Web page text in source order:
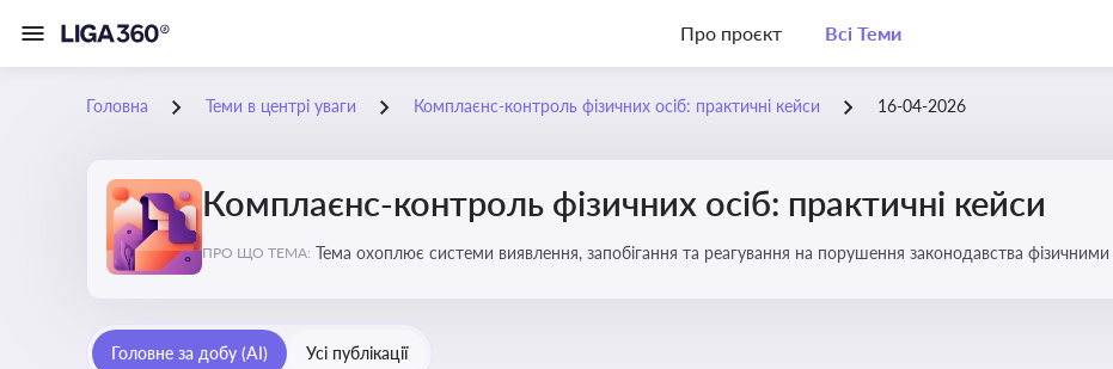
Про проєкт Всі Теми
Головна Теми в центрі уваги Комплаєнс-контроль фізичних осіб: практичні кейси 16-04-2026
Комплаєнс-контроль фізичних осіб: практичні кейси
ПРО ЩО ТЕМА: Тема охоплює системи виявлення, запобігання та реагування на порушення законодавства
Головне за добу (AI) Усі публікації